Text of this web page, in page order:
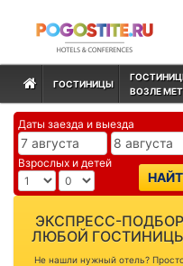
ГОСТИНИЦЫ
ВОЗЛЕ
Даты заезда и выезда
Взрослых и детей
ЭКСПРЕСС-ПОДБОР
ЛЮБОЙ
Не нашли нужный отель?